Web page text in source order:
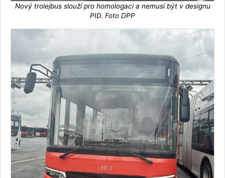
Nový trolejbus slouží pro homologaci a nemusí být v designu
PID. Foto DPP